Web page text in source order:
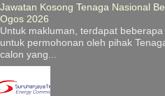
Jawatan Kosong Tenaga Nasional
Ogos 2026
Untuk makluman, terdapat
untuk permohonan oleh pihak
calon yang...